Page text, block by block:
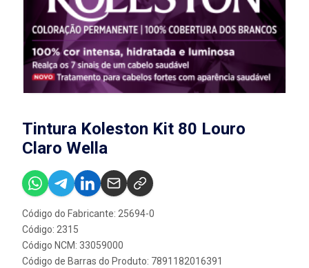
Tintura Koleston Kit 80 Louro
Claro Wella
Código do Fabricante: 25694-0
Código: 2315
Código NCM: 33059000
Código de Barras do Produto: 7891182016391